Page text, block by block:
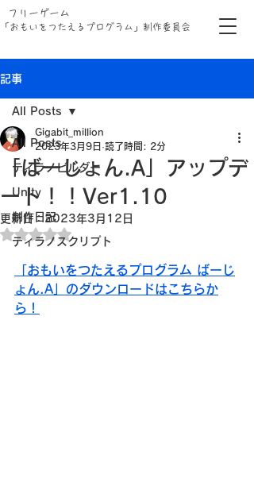
「おもいをつたえるプログラム」制作委員会
フリーゲーム
記事
All Posts
ティラノビルダー
Unity
制作日記
ティラノスクリプト
All Posts
「ばーじょん.A」アップデ
ート！！Ver1.10
Gigabit_million
2023年3月9日 読了時間: 2分
更新日： 2023年3月12日
5つ星のうちNaNと評価されています。
「おもいをつたえるプログラム ばーじ
ょん.A」のダウンロードはこちらか
ら！